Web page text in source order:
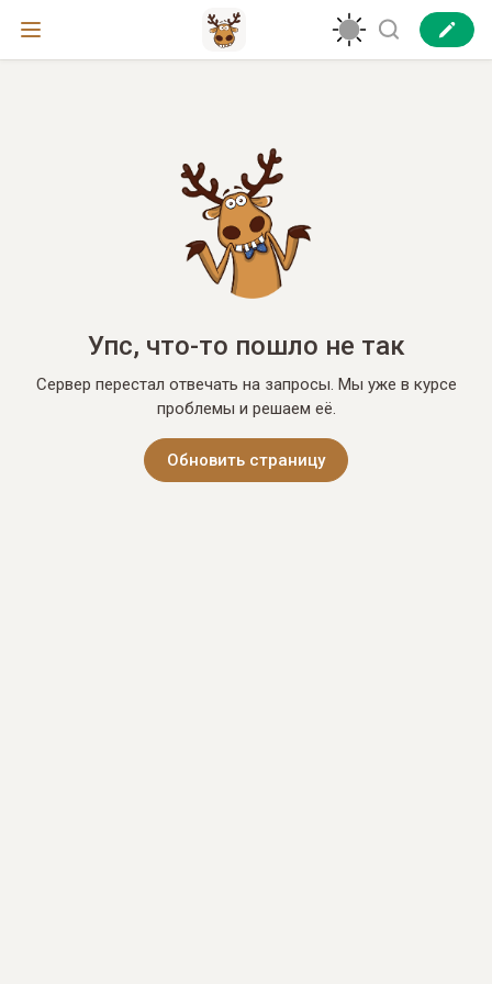
Упс, что-то пошло не так
Сервер перестал отвечать на запросы. Мы уже в курсе
проблемы и решаем её.
Обновить страницу